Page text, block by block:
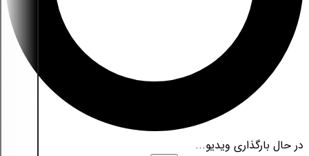
در حال بارگذاری ویدیو...